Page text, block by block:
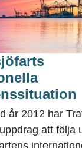
år 2012 har
att följa